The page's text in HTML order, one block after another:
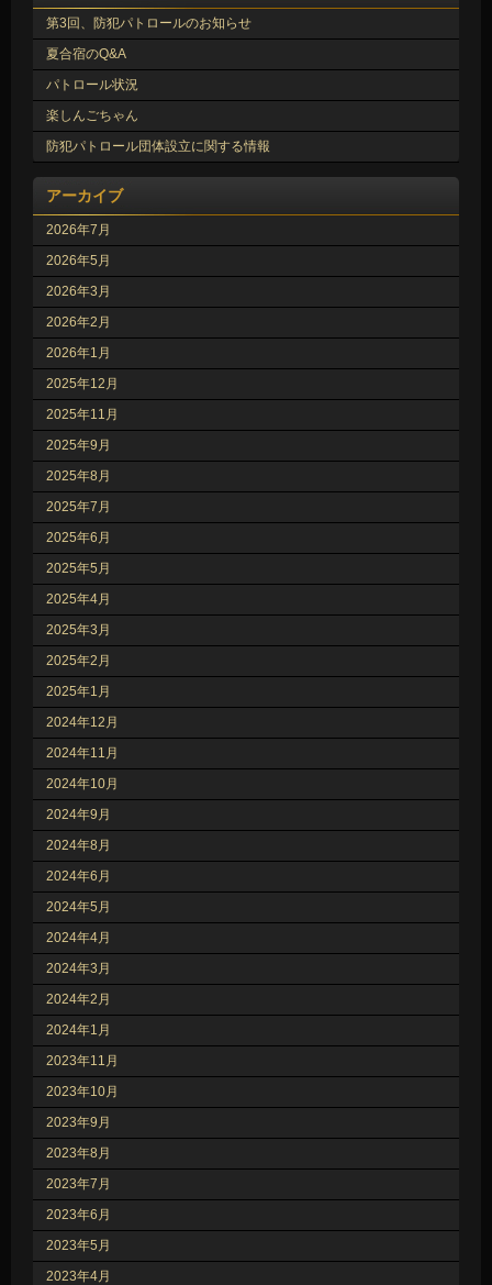
第3回、防犯パトロールのお知らせ
夏合宿のQ&A
パトロール状況
楽しんごちゃん
防犯パトロール団体設立に関する情報
アーカイブ
2026年7月
2026年5月
2026年3月
2026年2月
2026年1月
2025年12月
2025年11月
2025年9月
2025年8月
2025年7月
2025年6月
2025年5月
2025年4月
2025年3月
2025年2月
2025年1月
2024年12月
2024年11月
2024年10月
2024年9月
2024年8月
2024年6月
2024年5月
2024年4月
2024年3月
2024年2月
2024年1月
2023年11月
2023年10月
2023年9月
2023年8月
2023年7月
2023年6月
2023年5月
2023年4月